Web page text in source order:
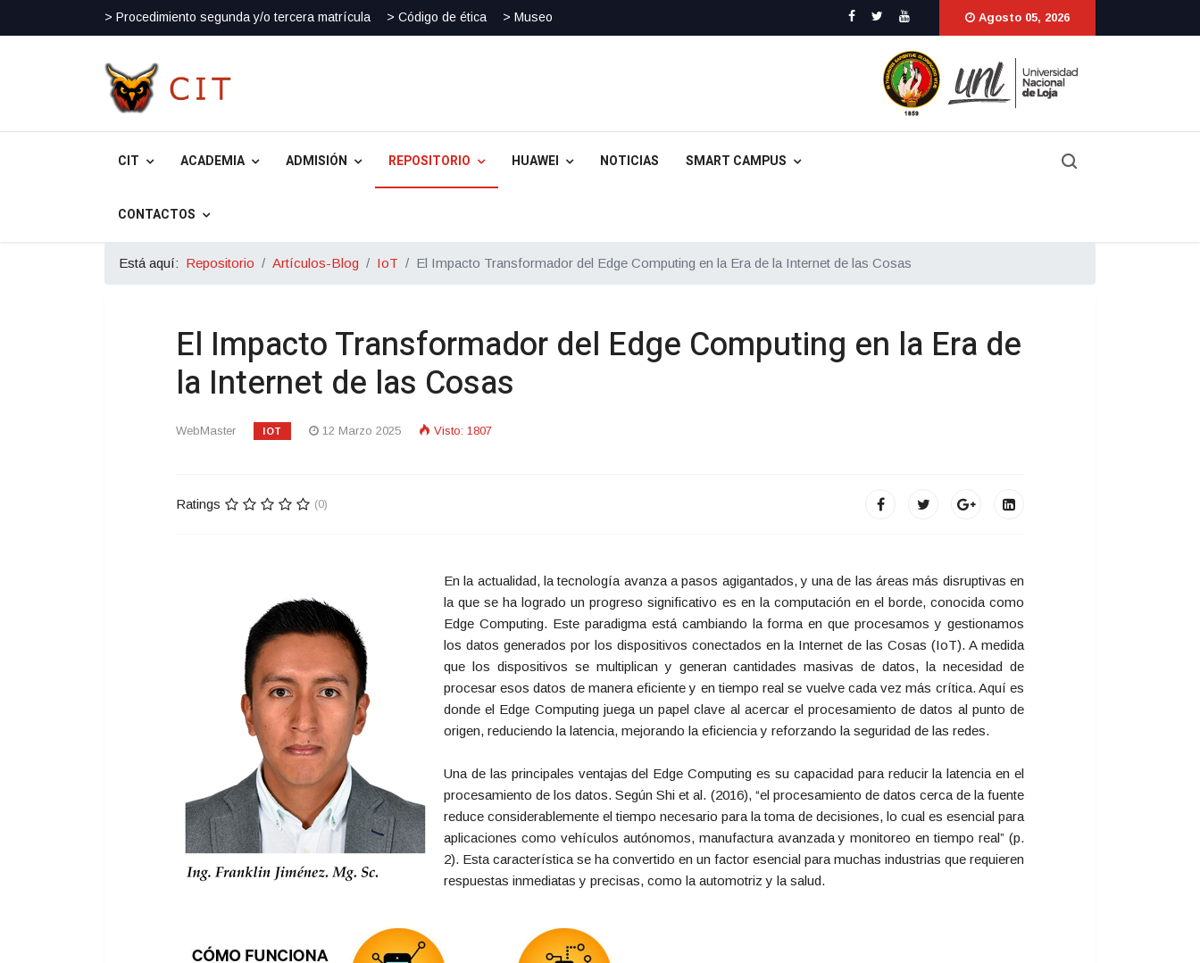
> Procedimiento segunda y/o tercera matrícula > Código de ética > Museo Agosto 05, 2026
CIT ACADEMIA ADMISIÓN REPOSITORIO HUAWEI NOTICIAS SMART CAMPUS
CONTACTOS
Está aquí: Repositorio Artículos-Blog IoT El Impacto Transformador del Edge Computing en la Era de la Internet de las Cosas
El Impacto Transformador del Edge Computing en la Era de
la Internet de las Cosas
WebMaster IOT 12 Marzo 2025 Visto: 1807
Ratings (0)
En la actualidad, la tecnología avanza a pasos agigantados, y una de las áreas más disruptivas en
la que se ha logrado un progreso significativo es en la computación en el borde, conocida como
Edge Computing. Este paradigma está cambiando la forma en que procesamos y gestionamos
los datos generados por los dispositivos conectados en la Internet de las Cosas (IoT). A medida
que los dispositivos se multiplican y generan cantidades masivas de datos, la necesidad de
procesar esos datos de manera eficiente y en tiempo real se vuelve cada vez más crítica. Aquí es
donde el Edge Computing juega un papel clave al acercar el procesamiento de datos al punto de
origen, reduciendo la latencia, mejorando la eficiencia y reforzando la seguridad de las redes.
Una de las principales ventajas del Edge Computing es su capacidad para reducir la latencia en el
procesamiento de los datos. Según Shi et al. (2016), “el procesamiento de datos cerca de la fuente
reduce considerablemente el tiempo necesario para la toma de decisiones, lo cual es esencial para
aplicaciones como vehículos autónomos, manufactura avanzada y monitoreo en tiempo real” (p.
2). Esta característica se ha convertido en un factor esencial para muchas industrias que requieren
respuestas inmediatas y precisas, como la automotriz y la salud.